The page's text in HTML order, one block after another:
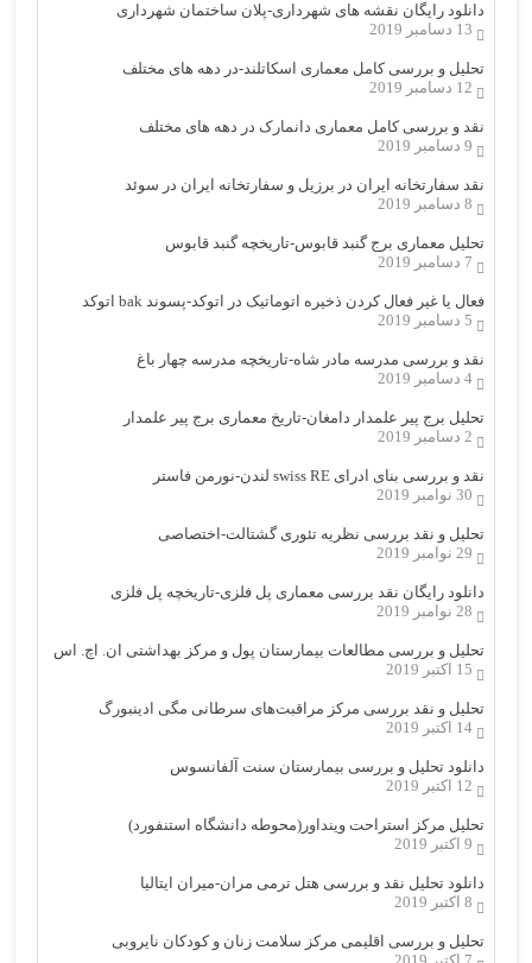
دانلود رایگان نقشه های شهرداری-پلان ساختمان شهرداری
13 دسامبر 2019
تحلیل و بررسی کامل معماری اسکاتلند-در دهه های مختلف
12 دسامبر 2019
نقد و بررسی کامل معماری دانمارک در دهه های مختلف
9 دسامبر 2019
نقد سفارتخانه ایران در برزیل و سفارتخانه ایران در سوئد
8 دسامبر 2019
تحلیل معماری برج گنبد قابوس-تاریخچه گنبد قابوس
7 دسامبر 2019
فعال یا غیر فعال کردن ذخیره اتوماتیک در اتوکد-پسوند bak اتوکد
5 دسامبر 2019
نقد و بررسی مدرسه مادر شاه-تاریخچه مدرسه چهار باغ
4 دسامبر 2019
تحلیل برج پیر علمدار دامغان-تاریخ معماری برج پیر علمدار
2 دسامبر 2019
نقد و بررسی بنای ادرای swiss RE لندن-نورمن فاستر
30 نوامبر 2019
تحلیل و نقد بررسی نظریه تئوری گشتالت-اختصاصی
29 نوامبر 2019
دانلود رایگان نقد بررسی معماری پل فلزی-تاریخچه پل فلزی
28 نوامبر 2019
تحلیل و بررسی مطالعات بیمارستان پول و مرکز بهداشتی ان. اچ. اس
15 اکتبر 2019
تحلیل و نقد بررسی مرکز مراقبت‌های سرطانی مگی ادینبورگ
14 اکتبر 2019
دانلود تحلیل و بررسی بیمارستان سنت آلفانسوس
12 اکتبر 2019
تحلیل مرکز استراحت وینداور(محوطه دانشگاه استنفورد)
9 اکتبر 2019
دانلود تحلیل نقد و بررسی هتل ترمی مران-میران ایتالیا
8 اکتبر 2019
تحلیل و بررسی اقلیمی مرکز سلامت زنان و کودکان نایروبی